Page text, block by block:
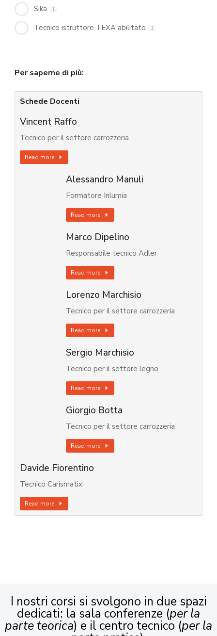
Sika 1
Tecnico istruttore TEXA abilitato 1
Per saperne di più:
Schede Docenti
Vincent Raffo
Tecnico per il settore carrozzeria
Read more
Alessandro Manuli
Formatore Inlumia
Read more
Marco Dipelino
Responsabile tecnico Adler
Read more
Lorenzo Marchisio
Tecnico per il settore carrozzeria
Read more
Sergio Marchisio
Tecnico per il settore legno
Read more
Giorgio Botta
Tecnico per il settore carrozzeria
Read more
Davide Fiorentino
Tecnico Carismatix
Read more
I nostri corsi si svolgono in due spazi
dedicati: la sala conferenze (per la
parte teorica) e il centro tecnico (per la